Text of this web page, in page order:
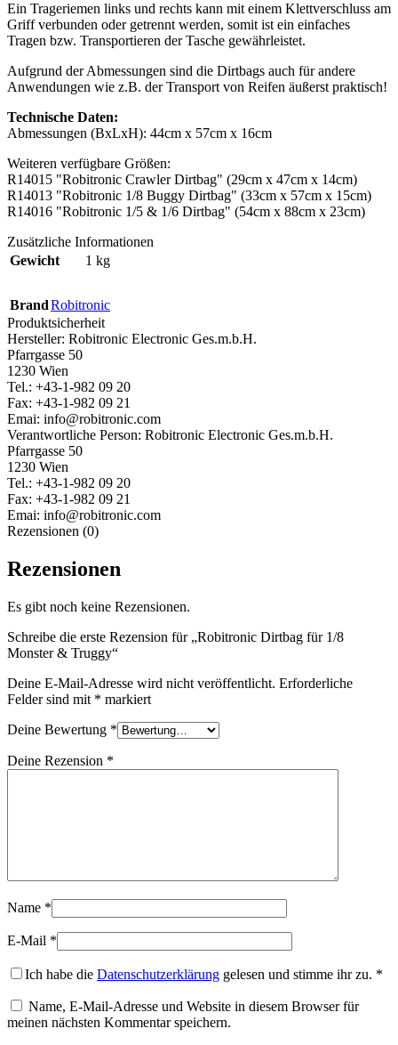
Ein Trageriemen links und rechts kann mit einem Klettverschluss am
Griff verbunden oder getrennt werden, somit ist ein einfaches
Tragen bzw. Transportieren der Tasche gewährleistet.
Aufgrund der Abmessungen sind die Dirtbags auch für andere
Anwendungen wie z.B. der Transport von Reifen äußerst praktisch!
Technische Daten:
Abmessungen (BxLxH): 44cm x 57cm x 16cm
Weiteren verfügbare Größen:
R14015 "Robitronic Crawler Dirtbag" (29cm x 47cm x 14cm)
R14013 "Robitronic 1/8 Buggy Dirtbag" (33cm x 57cm x 15cm)
R14016 "Robitronic 1/5 & 1/6 Dirtbag" (54cm x 88cm x 23cm)
Zusätzliche Informationen
Gewicht
1 kg
BrandRobitronic
Produktsicherheit
Hersteller: Robitronic Electronic Ges.m.b.H.
Pfarrgasse 50
1230 Wien
Tel.: +43-1-982 09 20
Fax: +43-1-982 09 21
Emai: info@robitronic.com
Verantwortliche Person: Robitronic Electronic Ges.m.b.H.
Pfarrgasse 50
1230 Wien
Tel.: +43-1-982 09 20
Fax: +43-1-982 09 21
Emai: info@robitronic.com
Rezensionen (0)
Rezensionen
Es gibt noch keine Rezensionen.
Schreibe die erste Rezension für „Robitronic Dirtbag für 1/8
Monster & Truggy“
Deine E-Mail-Adresse wird nicht veröffentlicht. Erforderliche
Felder sind mit * markiert
Deine Bewertung *
Deine Rezension *
Name *
E-Mail *
Ich habe die Datenschutzerklärung gelesen und stimme ihr zu. *
Name, E-Mail-Adresse und Website in diesem Browser für
meinen nächsten Kommentar speichern.